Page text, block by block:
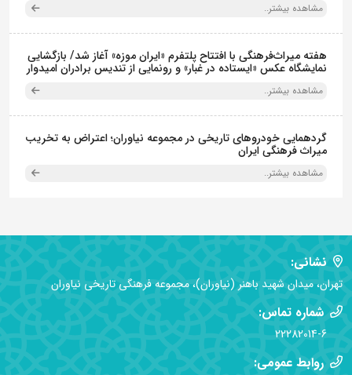
مشاهده بیشتر..
هفته میراث‌فرهنگی با افتتاح پلتفرم «ایران موزه» آغاز شد/ بازگشایی
نمایشگاه عکس «ایستاده در غبار» و رونمایی از تندیس برادران امیدوار
مشاهده بیشتر..
گردهمایی خودروهای تاریخی در مجموعه نیاوران؛ اعتراض به تخریب
میراث فرهنگی ایران
مشاهده بیشتر..
نشانی:
تهران، میدان شهید باهنر (نیاوران)، مجموعه فرهنگی تاریخی نیاوران
شماره تماس:
22282014-6
روابط عمومی: